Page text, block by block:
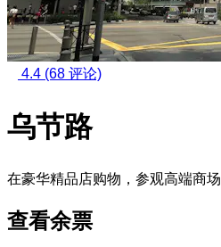
4.4 (68 评论)
乌节路
在豪华精品店购物，参观高端商场
查看余票